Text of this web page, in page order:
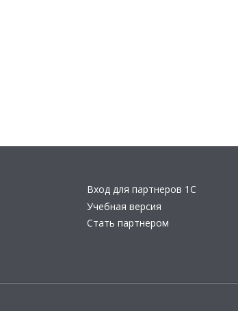
Вход для партнеров 1С
Учебная версия
Стать партнером